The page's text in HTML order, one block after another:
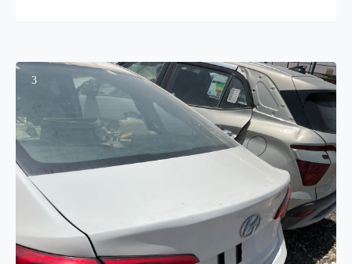
3